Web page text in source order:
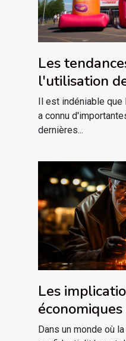
Les
l'utilisation
gonflables
Il est indéniable
a connu
dernières...
Les
de la
Dans un monde où